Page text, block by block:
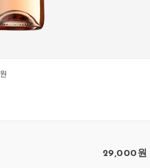
원
29,000원